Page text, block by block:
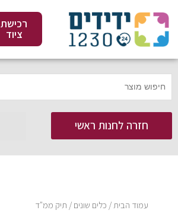
לתוכן
רכישת
ציוד
חזרה לחנות ראשי
עמוד הבית / כלים שונים / תיק ממ"ד